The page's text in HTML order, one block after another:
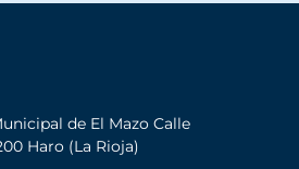
de El Mazo Calle
Haro (La Rioja)